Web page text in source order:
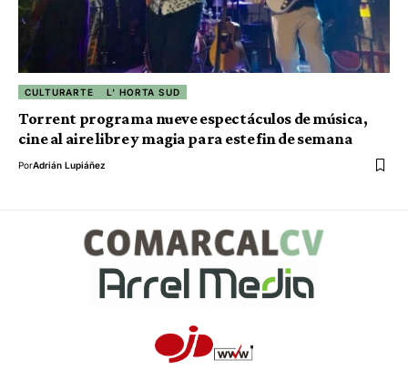
CULTURARTE L' HORTA SUD
Torrent programa nueve espectáculos de música,
cine al aire libre y magia para este fin de semana
PorAdrián Lupiáñez